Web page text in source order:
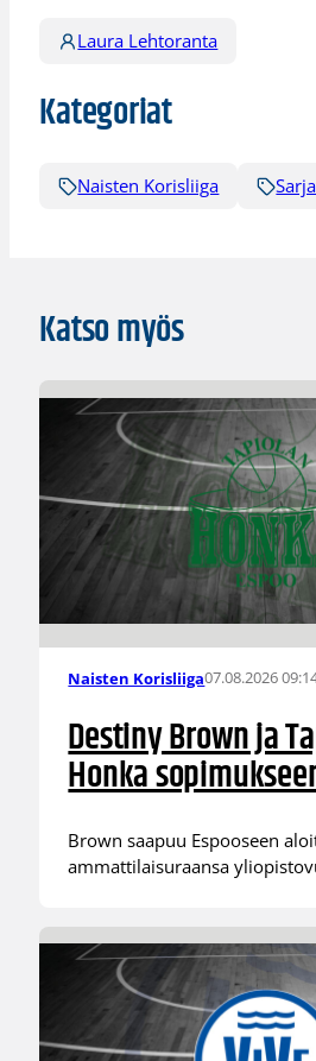
Laura Lehtoranta
Kategoriat
Naisten Korisliiga
Katso myös
Naisten Korisliiga07.08.2026
Destiny Brown ja
Honka
Brown saapuu Espooseen
ammattilaisuraansa